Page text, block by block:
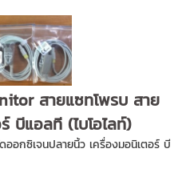
สายแซทโพรบ สาย
บีแอลที (ไบโอไลท์)
อกซิเจนปลายนิ้ว เครื่องมอนิเตอร์ บี